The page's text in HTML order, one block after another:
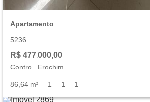
Apartamento
5236
R$ 477.000,00
Centro - Erechim
86,64 m² 1 1 1